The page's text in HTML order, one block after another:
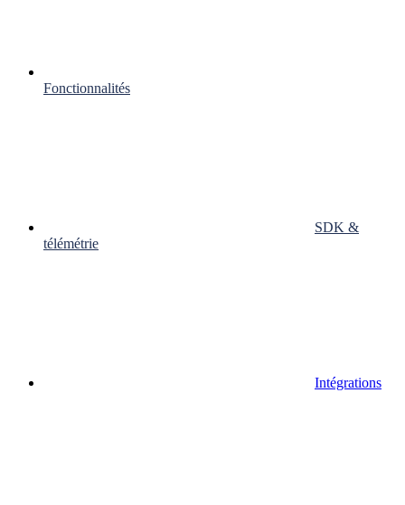
Fonctionnalités
SDK &
télémétrie
Intégrations